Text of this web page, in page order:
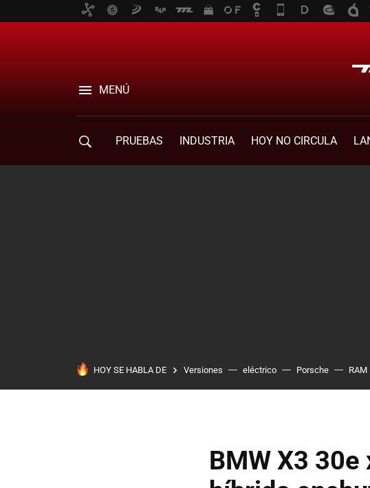
MENÚ
PRUEBAS INDUSTRIA HOY NO CIRCULA
HOY SE HABLA DE Versiones eléctrico Porsche RAM
BMW X3 30e